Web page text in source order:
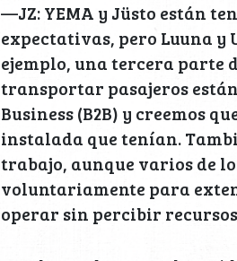
—JZ: YEMA y Jüsto están
expectativas, pero Luuna
ejemplo, una tercera parte
transportar pasajeros
Business (B2B) y creemos
instalada que tenían.
trabajo, aunque varios de
voluntariamente para
operar sin percibir